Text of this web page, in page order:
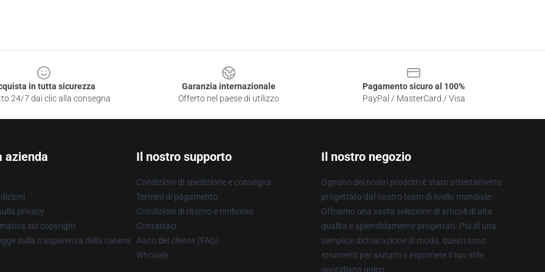
in tutta sicurezza
24/7 dai clic alla consegna
Garanzia internazionale
Offerto nel paese di utilizzo
Pagamento sicuro al 100%
PayPal / MasterCard / Visa
azienda
privacy
sul copyright
sulla trasparenza della catena
Il nostro supporto
Condizioni di spedizione e consegna
Termini di pagamento
Condizioni di ritorno e rimborso
Contattaci
Aiuto del cliente (FAQ)
Whosale
Il nostro negozio
Ognuno dei nostri prodotti è stato attentamente
progettato dal nostro team di livello mondiale.
Offriamo una vasta selezione di articoli di alta
qualità e splendidamente progettati. Più di una
semplice dichiarazione di moda, questi sono
strumenti per aiutarti a esprimere il tuo stile
quotidiano unico.